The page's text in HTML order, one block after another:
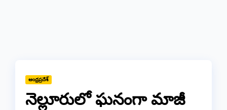
ఆంధ్రప్రదేశ్
నెల్లూరులో ఘనంగా మాజీ